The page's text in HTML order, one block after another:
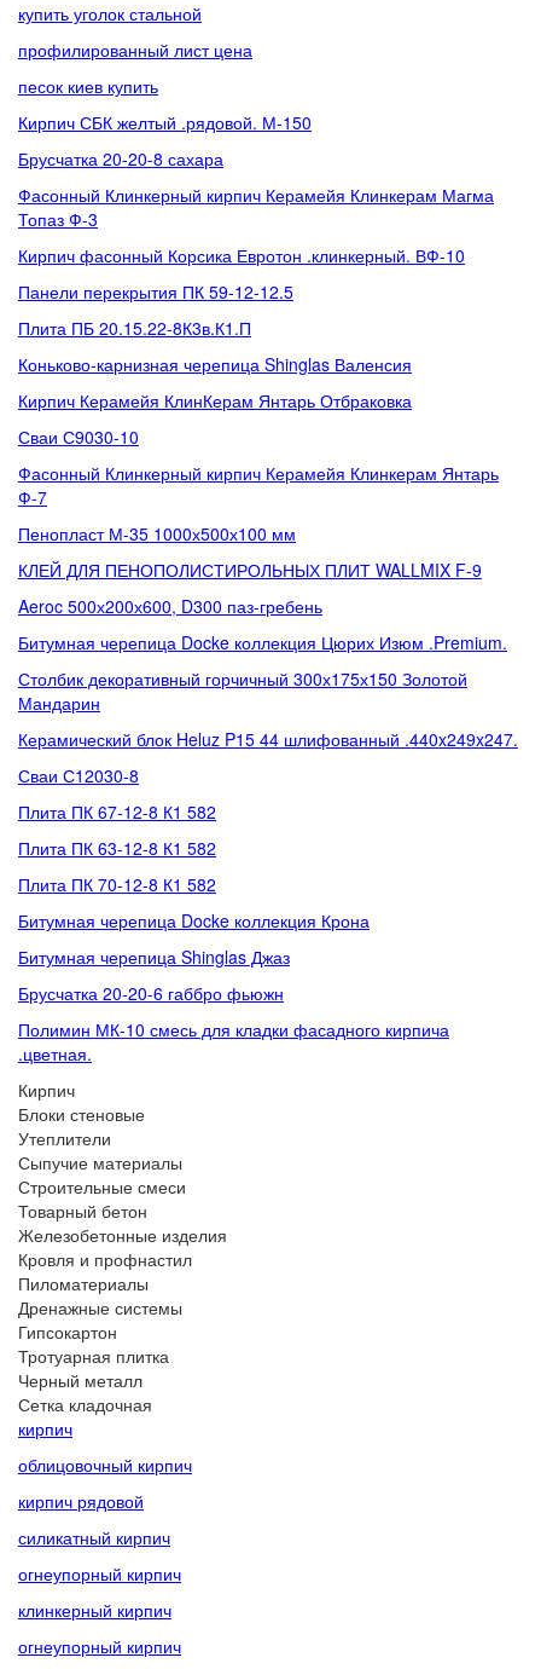
купить уголок стальной
профилированный лист цена
песок киев купить
Кирпич СБК желтый .рядовой. М-150
Брусчатка 20-20-8 сахара
Фасонный Клинкерный кирпич Керамейя Клинкерам Магма
Топаз Ф-3
Кирпич фасонный Корсика Евротон .клинкерный. ВФ-10
Панели перекрытия ПК 59-12-12.5
Плита ПБ 20.15.22-8К3в.К1.П
Коньково-карнизная черепица Shinglas Валенсия
Кирпич Керамейя КлинКерам Янтарь Отбраковка
Сваи С9030-10
Фасонный Клинкерный кирпич Керамейя Клинкерам Янтарь
Ф-7
Пенопласт М-35 1000х500х100 мм
КЛЕЙ ДЛЯ ПЕНОПОЛИСТИРОЛЬНЫХ ПЛИТ WALLMIX F-9
Aeroc 500х200х600, D300 паз-гребень
Битумная черепица Docke коллекция Цюрих Изюм .Premium.
Столбик декоративный горчичный 300х175х150 Золотой
Мандарин
Керамический блок Heluz P15 44 шлифованный .440x249x247.
Сваи С12030-8
Плита ПК 67-12-8 К1 582
Плита ПК 63-12-8 К1 582
Плита ПК 70-12-8 К1 582
Битумная черепица Docke коллекция Крона
Битумная черепица Shinglas Джаз
Брусчатка 20-20-6 габбро фьюжн
Полимин МК-10 смесь для кладки фасадного кирпича
.цветная.
Кирпич
Блоки стеновые
Утеплители
Сыпучие материалы
Строительные смеси
Товарный бетон
Железобетонные изделия
Кровля и профнастил
Пиломатериалы
Дренажные системы
Гипсокартон
Тротуарная плитка
Черный металл
Сетка кладочная
кирпич
облицовочный кирпич
кирпич рядовой
силикатный кирпич
огнеупорный кирпич
клинкерный кирпич
огнеупорный кирпич